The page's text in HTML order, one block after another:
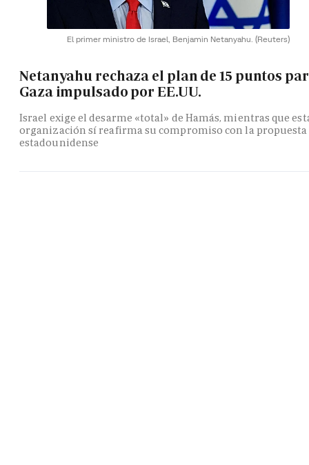
El primer ministro de Israel, Benjamin Netanyahu. (Reuters)
Netanyahu rechaza el plan de 15 puntos
Gaza impulsado por EE.UU.
Israel exige el desarme «total» de Hamás, mientras que
organización sí reafirma su compromiso con la propuesta
estadounidense